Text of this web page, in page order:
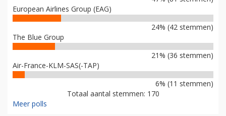
European Airlines Group (EAG)
24% (42 stemmen)
The Blue Group
21% (36 stemmen)
Air-France-KLM-SAS(-TAP)
6% (11 stemmen)
Totaal aantal stemmen: 170
Meer polls